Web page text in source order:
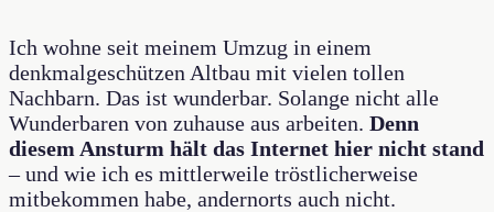
Ich wohne seit meinem Umzug in einem
denkmalgeschützen Altbau mit vielen tollen
Nachbarn. Das ist wunderbar. Solange nicht alle
Wunderbaren von zuhause aus arbeiten. Denn
diesem Ansturm hält das Internet hier nicht stand
– und wie ich es mittlerweile tröstlicherweise
mitbekommen habe, andernorts auch nicht.